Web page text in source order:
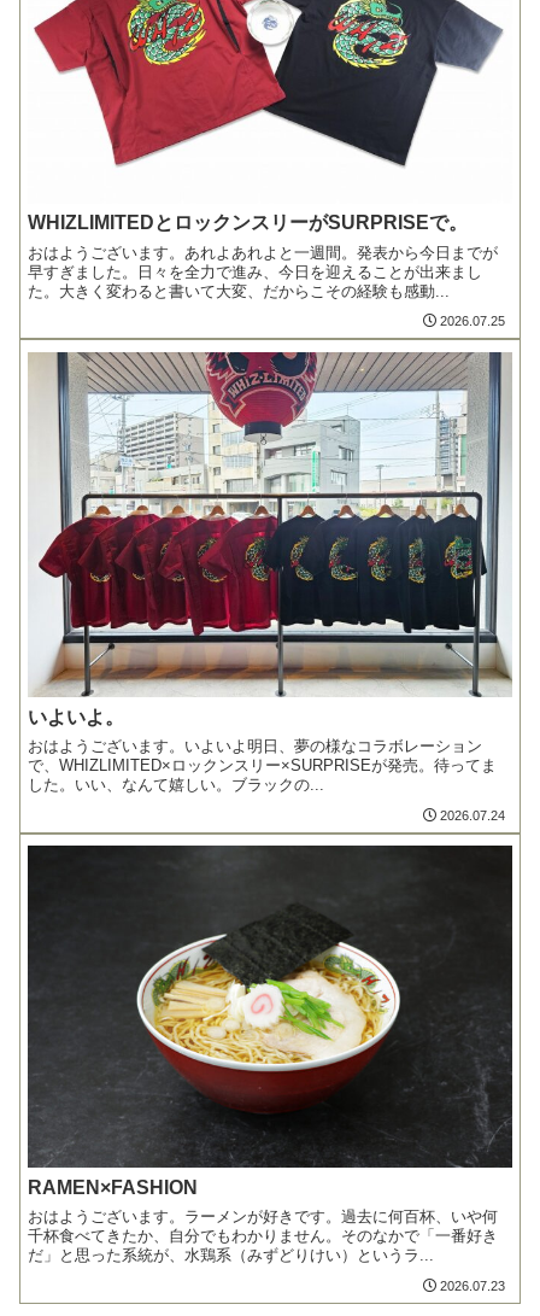
WHIZLIMITEDとロックンスリーがSURPRISEで。
おはようございます。あれよあれよと一週間。発表から今日までが
早すぎました。日々を全力で進み、今日を迎えることが出来まし
た。大きく変わると書いて大変、だからこその経験も感動...
2026.07.25
いよいよ。
おはようございます。いよいよ明日、夢の様なコラボレーション
で、WHIZLIMITED×ロックンスリー×SURPRISEが発売。待ってま
した。いい、なんて嬉しい。ブラックの...
2026.07.24
RAMEN×FASHION
おはようございます。ラーメンが好きです。過去に何百杯、いや何
千杯食べてきたか、自分でもわかりません。そのなかで「一番好き
だ」と思った系統が、水鶏系（みずどりけい）というラ...
2026.07.23